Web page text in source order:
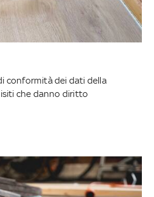
conformità dei dati della
che danno diritto